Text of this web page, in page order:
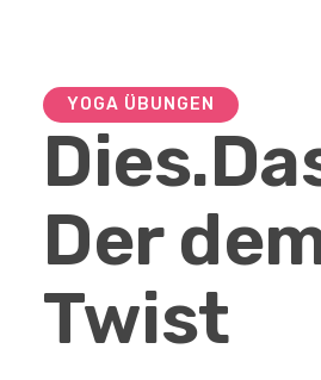
YOGA ÜBUNGEN
Der
Twist